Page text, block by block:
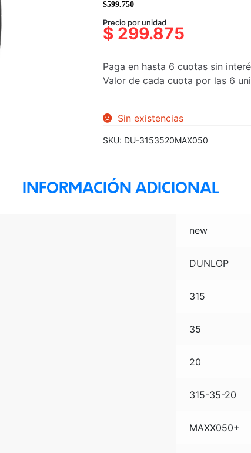
$599.750
precio
original
$599.750.
precio
actual
$299.875.
Precio por unidad
$ 299.875
Paga en hasta 6 cuotas sin
Valor de cada cuota por las 6
Sin existencias
SKU: DU-3153520MAX050
INFORMACIÓN ADICIONAL
new
DUNLOP
315
35
20
315-35-20
MAXX050+